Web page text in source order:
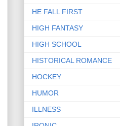
HE FALL FIRST
HIGH FANTASY
HIGH SCHOOL
HISTORICAL ROMANCE
HOCKEY
HUMOR
ILLNESS